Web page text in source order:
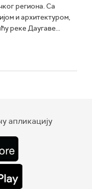
региона. Са
и архитектуром,
реке Даугаве...
апликацију